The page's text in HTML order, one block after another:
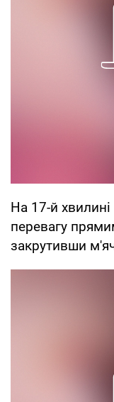
На 17-й
перевагу
закрутивши